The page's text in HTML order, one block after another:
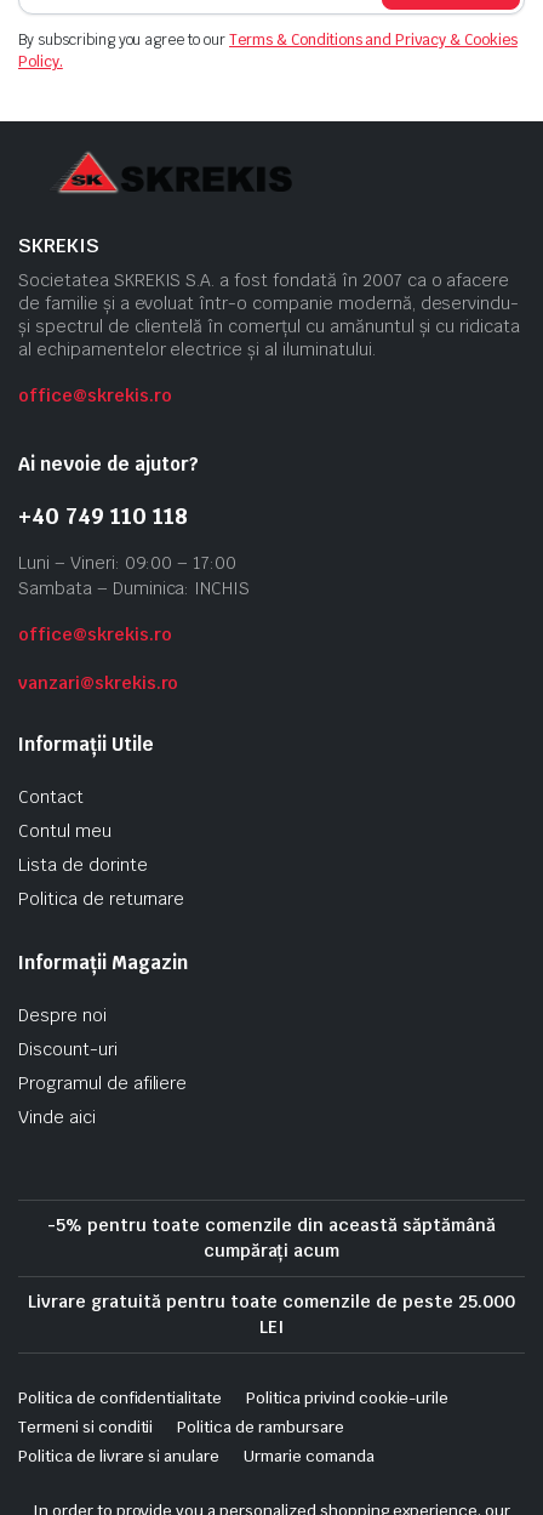
By subscribing you agree to ourTerms & Conditions and Privacy & Cookies
Policy.
SKREKIS
Societatea SKREKIS S.A. a fost fondată în 2007 ca o afacere
de familie și a evoluat într-o companie modernă, deservindu-
și spectrul de clientelă în comerțul cu amănuntul și cu ridicata
al echipamentelor electrice și al iluminatului.
office@skrekis.ro
Ai nevoie de ajutor?
+40 749 110 118
Luni – Vineri: 09:00 – 17:00
Sambata – Duminica: INCHIS
office@skrekis.ro
vanzari@skrekis.ro
Informații Utile
Contact
Contul meu
Lista de dorinte
Politica de returnare
Informații Magazin
Despre noi
Discount-uri
Programul de afiliere
Vinde aici
-5% pentru toate comenzile din această săptămână
cumpărați acum
Livrare gratuită pentru toate comenzile de peste 25.000
LEI
Politica de confidentialitate
Politica privind cookie-urile
Termeni si conditii
Politica de rambursare
Politica de livrare si anulare
Urmarie comanda
Copyright 2025 © Skrekis. All right reserved. Powered by iTistul.ro.
In order to provide you a personalized shopping experience, our